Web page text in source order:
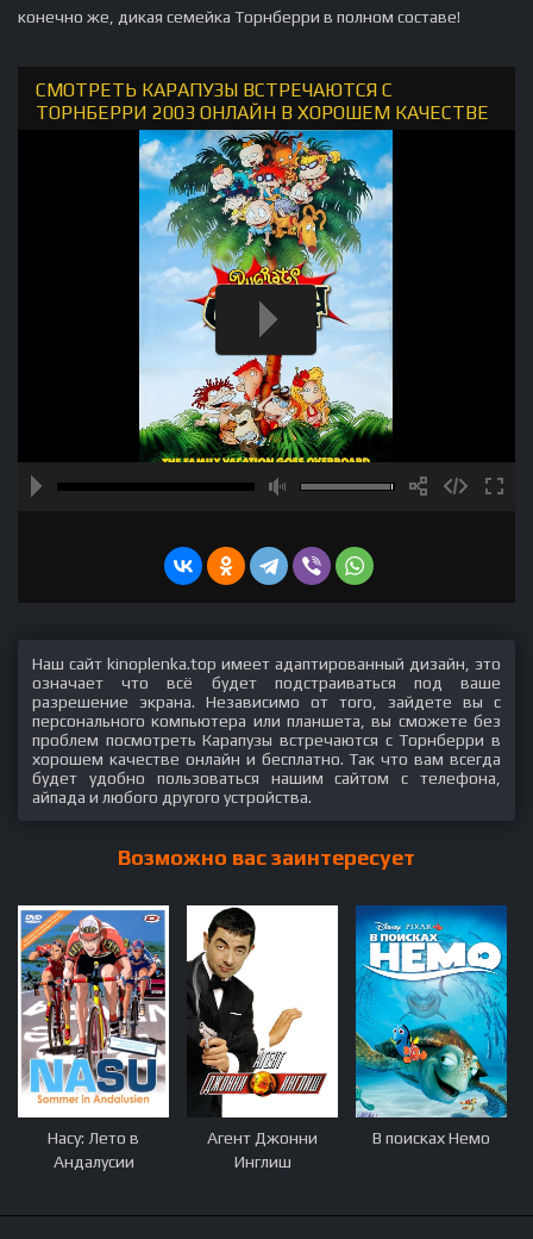
конечно же, дикая семейка Торнберри в полном составе!
СМОТРЕТЬ КАРАПУЗЫ ВСТРЕЧАЮТСЯ С
ТОРНБЕРРИ 2003 ОНЛАЙН В ХОРОШЕМ КАЧЕСТВЕ
Наш сайт kinoplenka.top имеет адаптированный дизайн, это
означает что всё будет подстраиваться под ваше
разрешение экрана. Независимо от того, зайдете вы с
персонального компьютера или планшета, вы сможете без
проблем посмотреть Карапузы встречаются с Торнберри в
хорошем качестве онлайн и бесплатно. Так что вам всегда
будет удобно пользоваться нашим сайтом с телефона,
айпада и любого другого устройства.
Возможно вас заинтересует
Насу: Лето в
Андалусии
Агент Джонни
Инглиш
В поисках Немо